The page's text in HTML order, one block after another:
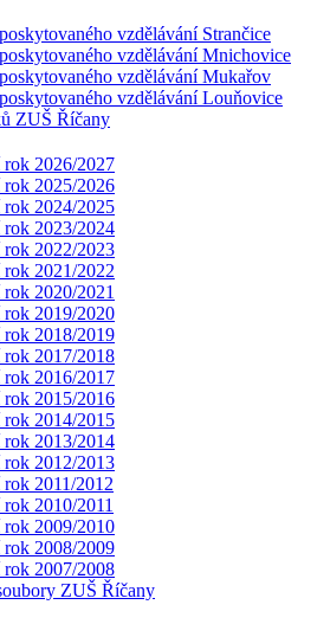
vzdělávání Strančice
vzdělávání Mnichovice
vzdělávání Mukařov
vzdělávání Louňovice
ZUŠ Říčany
rok 2026/2027
rok 2025/2026
rok 2024/2025
rok 2023/2024
rok 2022/2023
2021/2022
2020/2021
rok 2019/2020
rok 2018/2019
rok 2017/2018
rok 2016/2017
rok 2015/2016
rok 2014/2015
rok 2013/2014
rok 2012/2013
2011/2012
2010/2011
rok 2009/2010
rok 2008/2009
rok 2007/2008
ZUŠ Říčany